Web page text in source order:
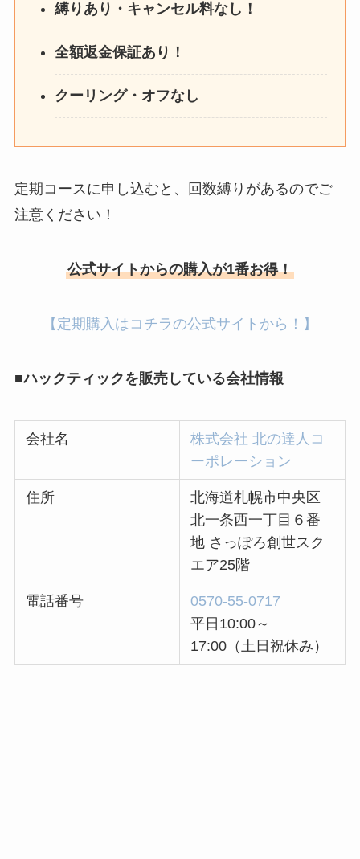
縛りあり・キャンセル料なし！
全額返金保証あり！
クーリング・オフなし
定期コースに申し込むと、回数縛りがあるのでご
注意ください！
公式サイトからの購入が1番お得！
【定期購入はコチラの公式サイトから！】
■ハックティックを販売している会社情報
会社名
株式会社 北の達人コ
ーポレーション
住所
北海道札幌市中央区
北一条西一丁目６番
地 さっぽろ創世スク
エア25階
電話番号
0570-55-0717
平日10:00～
17:00（土日祝休み）